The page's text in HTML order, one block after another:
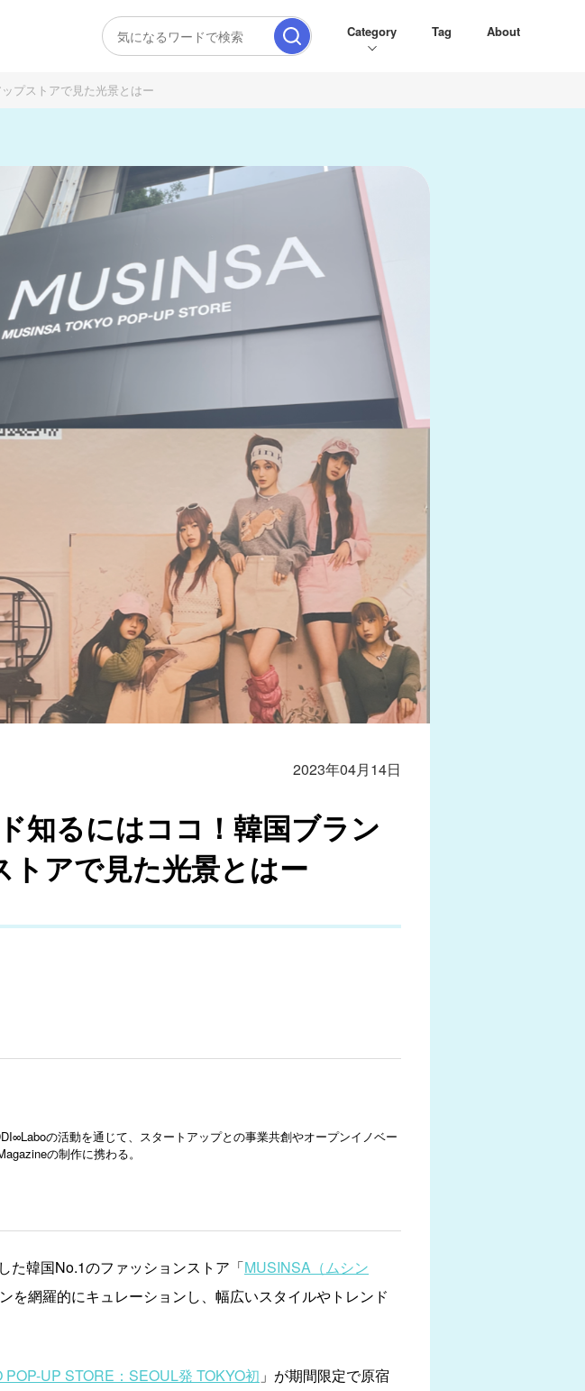
Category Tag About
プストアで見た光景とはー
2023年04月14日
知るにはココ！韓国ブラン
トアで見た光景とはー
の活動を通じて、スタートアップとの事業共創やオープンイノベー
の制作に携わる。
た韓国No.1のファッションストア「MUSINSA（ムシン
を網羅的にキュレーションし、幅広いスタイルやトレンド
POP-UP STORE：SEOUL発 TOKYO初 」が期間限定で原宿